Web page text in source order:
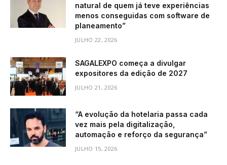
natural de quem já teve experiências
menos conseguidas com software de
planeamento”
JULHO 22, 2026
SAGALEXPO começa a divulgar
expositores da edição de 2027
JULHO 21, 2026
“A evolução da hotelaria passa cada
vez mais pela digitalização,
automação e reforço da segurança”
JULHO 15, 2026